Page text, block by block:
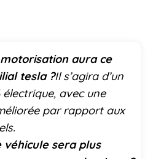
aura ce
tesla ?Il s’agira d’un
électrique, avec une
par rapport aux
véhicule sera plus